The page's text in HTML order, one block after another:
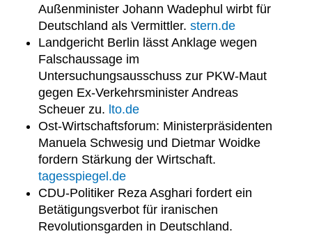
Außenminister Johann Wadephul wirbt für
Deutschland als Vermittler. stern.de
Landgericht Berlin lässt Anklage wegen
Falschaussage im
Untersuchungsausschuss zur PKW-Maut
gegen Ex-Verkehrsminister Andreas
Scheuer zu. lto.de
Ost-Wirtschaftsforum: Ministerpräsidenten
Manuela Schwesig und Dietmar Woidke
fordern Stärkung der Wirtschaft.
tagesspiegel.de
CDU-Politiker Reza Asghari fordert ein
Betätigungsverbot für iranischen
Revolutionsgarden in Deutschland.